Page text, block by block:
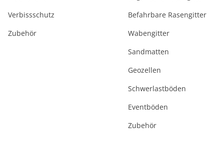
Verbissschutz
Zubehör
Befahrbare Rasengitter
Wabengitter
Sandmatten
Geozellen
Schwerlastböden
Eventböden
Zubehör